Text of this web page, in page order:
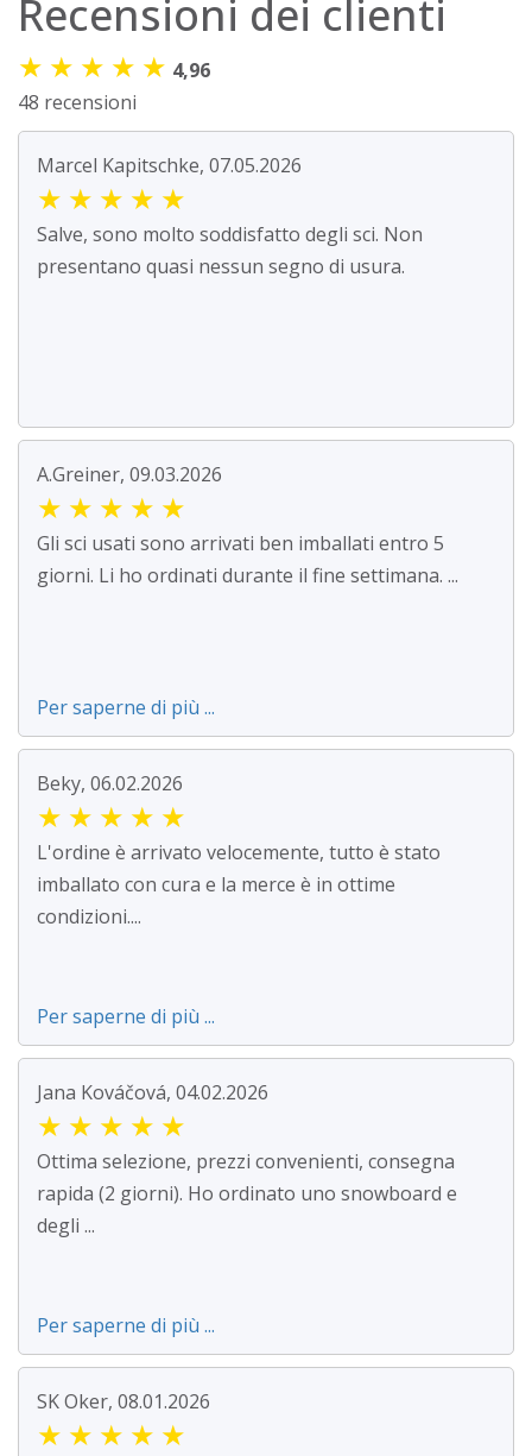
Recensioni dei clienti
★ ★ ★ ★ ★ 4,96
48 recensioni
Marcel Kapitschke, 07.05.2026
★ ★ ★ ★ ★
Salve, sono molto soddisfatto degli sci. Non
presentano quasi nessun segno di usura.
A.Greiner, 09.03.2026
★ ★ ★ ★ ★
Gli sci usati sono arrivati ben imballati entro 5
giorni. Li ho ordinati durante il fine settimana. ...
Per saperne di più ...
Beky, 06.02.2026
★ ★ ★ ★ ★
L'ordine è arrivato velocemente, tutto è stato
imballato con cura e la merce è in ottime
condizioni....
Per saperne di più ...
Jana Kováčová, 04.02.2026
★ ★ ★ ★ ★
Ottima selezione, prezzi convenienti, consegna
rapida (2 giorni). Ho ordinato uno snowboard e
degli ...
Per saperne di più ...
SK Oker, 08.01.2026
★ ★ ★ ★ ★